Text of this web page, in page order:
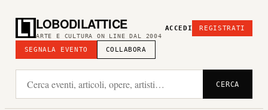
LOBODILATTICE
ARTE E CULTURA ON LINE DAL 2004
SEGNALA EVENTO COLLABORA
ACCEDI REGISTRATI
CERCA